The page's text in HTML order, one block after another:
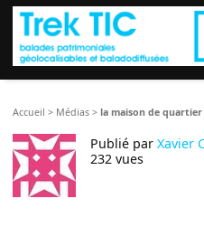
Accueil > Médias >la maison de
Publié parXavier
232 vues